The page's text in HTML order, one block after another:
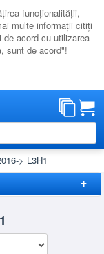
funcţionalităţii,
multe informaţii citiţi
acord cu utilizarea
sunt de acord"!
> L3H1